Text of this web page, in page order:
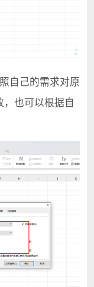
自己的需求对原
，也可以根据自